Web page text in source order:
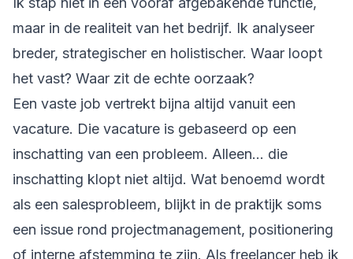
maar in de realiteit van het bedrijf. Ik analyseer
breder, strategischer en holistischer. Waar loopt
het vast? Waar zit de echte oorzaak?
Een vaste job vertrekt bijna altijd vanuit een
vacature. Die vacature is gebaseerd op een
inschatting van een probleem. Alleen… die
inschatting klopt niet altijd. Wat benoemd wordt
als een salesprobleem, blijkt in de praktijk soms
een issue rond projectmanagement, positionering
of interne afstemming te zijn. Als freelancer heb ik